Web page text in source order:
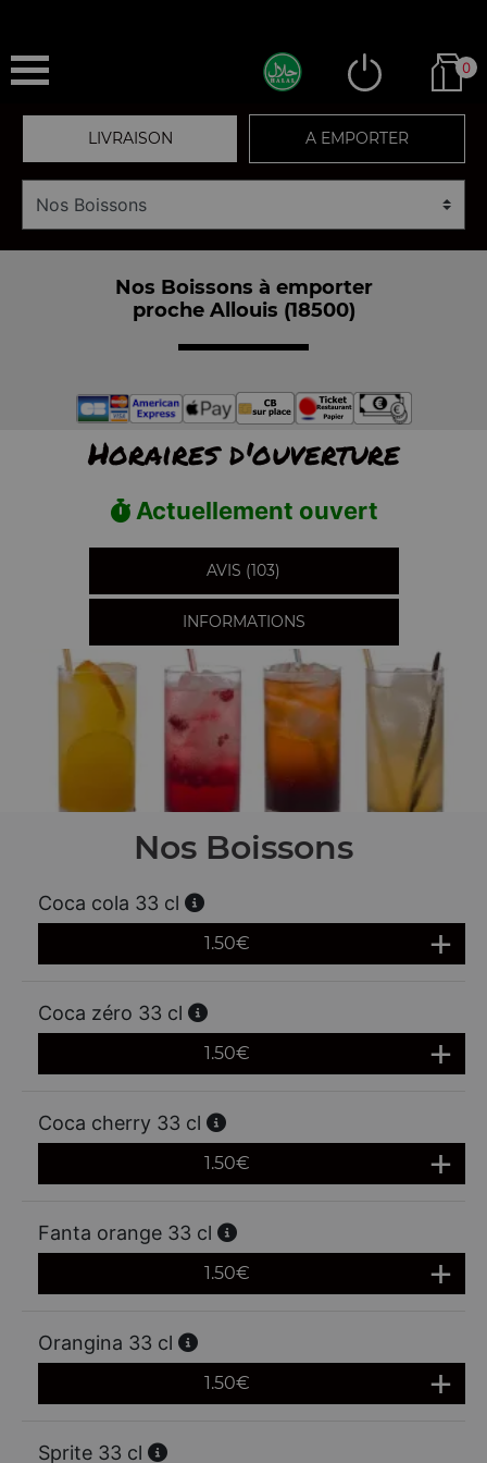
0
LIVRAISON A EMPORTER
Nos Boissons à emporter
proche Allouis (18500)
Horaires d'ouverture
Actuellement ouvert
AVIS (103)
INFORMATIONS
Nos Boissons
Coca cola 33 cl
1.50€
Coca zéro 33 cl
1.50€
Coca cherry 33 cl
1.50€
Fanta orange 33 cl
1.50€
Orangina 33 cl
1.50€
Sprite 33 cl